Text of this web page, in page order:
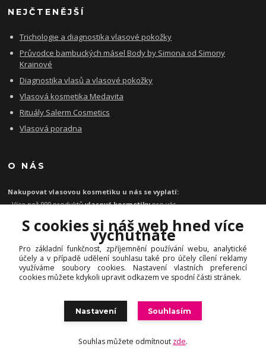
NEJČTENĚJŠÍ
Trichologie a diagnostika vlasové pokožky
Průvodce bambuckých másel Body by Simona od Simony
Krainové
Diagnostika vlasů a vlasové pokožky
Vlasová kosmetika Medavita
Rituály Salerm Cosmetics
Vlasová poradna
O NÁS
Nakupovat vlasovou kosmetiku u nás se vyplatí:
- Více než 999 produktůvlasové kosmetikypro vás
- Garance originality profesionálnívlasové kosmetiky
- Při objednávce zboží nad 1199 Kč poštovné zdarma
Expresní doručeníkosmetiky na vlasy do 1 - 2 dnů
Profesionální vlasová poradna pro vás zdarma
© INHAIR.cz | Profesionální vlasová, pleťová a dekorativní kosmetika
S cookies si náš web hned více
vychutnáte
Pro základní funkčnost, zpříjemnění používání webu, analytické
účely a v případě udělení souhlasu také pro účely cílení reklamy
využíváme soubory cookies. Nastavení vlastních preferencí
cookies můžete kdykoli upravit odkazem ve spodní části stránek.
Nastavení Souhlasím
Souhlas můžete odmítnout zde.